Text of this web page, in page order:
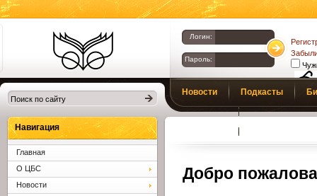
Библиотеки
Клина. Клинская
ЦБС.
Логин:
Пароль:
Новости Подкасты
Добро
Навигация
Главная
О ЦБС
Новости